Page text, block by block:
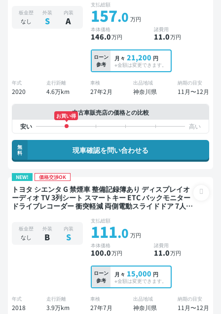
板金歴
なし
外装
S
内装
A
支払総額
157.0 万円
本体価格
146.0万円
諸費用
11.0万円
ローン
参考
月々 21,200 円
※金額は変更できます。
年式
2020
走行距離
4.6万km
車検
27年2月
出品地域
神奈川県
納期の目安
11月〜12月
中古車販売店の価格との比較
お買い得
無
料
現車確認を問い合わせる
NEW! 価格交渉OK
トヨタ シエンタ G 禁煙車 整備記録簿あり ディスプレイオ
ーディオ TV 3列シート スマートキー ETC バックモニター
ドライブレコーダー 衝突軽減 両側電動スライドドア 7人乗
板金歴
なし
外装
B
内装
S
支払総額
111.0 万円
本体価格
100.0万円
諸費用
11.0万円
ローン
参考
月々 15,000 円
※金額は変更できます。
年式
2018
走行距離
3.9万km
車検
27年7月
出品地域
神奈川県
納期の目安
11月〜12月